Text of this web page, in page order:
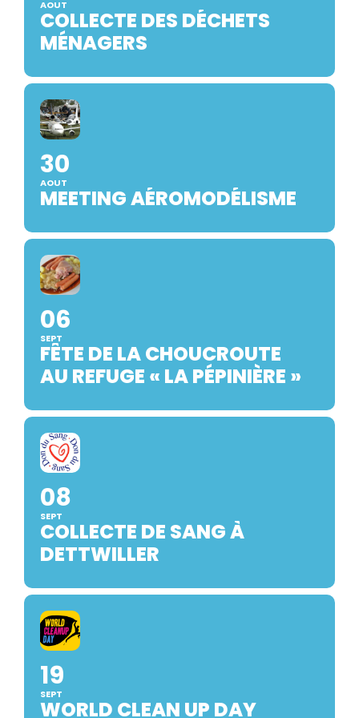
AOUT
COLLECTE DES DÉCHETS
MÉNAGERS
30
AOUT
MEETING AÉROMODÉLISME
06
SEPT
FÊTE DE LA CHOUCROUTE
AU REFUGE « LA PÉPINIÈRE »
08
SEPT
COLLECTE DE SANG À
DETTWILLER
19
SEPT
WORLD CLEAN UP DAY